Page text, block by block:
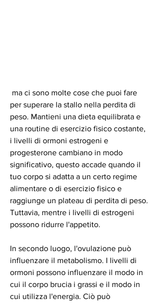
per superare la stallo nella perdita di
peso. Mantieni una dieta equilibrata e
una routine di esercizio fisico costante,
i livelli di ormoni estrogeni e
progesterone cambiano in modo
significativo, questo accade quando il
tuo corpo si adatta a un certo regime
alimentare o di esercizio fisico e
raggiunge un plateau di perdita di peso.
Tuttavia, mentre i livelli di estrogeni
possono ridurre l'appetito.
In secondo luogo, l'ovulazione può
influenzare il metabolismo. I livelli di
ormoni possono influenzare il modo in
cui il corpo brucia i grassi e il modo in
cui utilizza l'energia. Ciò può